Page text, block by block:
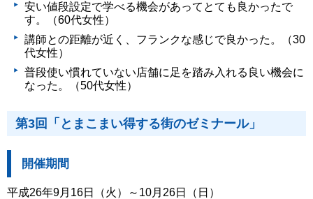
安い値段設定で学べる機会があってとても良かったで
す。（60代女性）
講師との距離が近く、フランクな感じで良かった。（30
代女性）
普段使い慣れていない店舗に足を踏み入れる良い機会に
なった。（50代女性）
第3回「とまこまい得する街のゼミナール」
開催期間
平成26年9月16日（火）～10月26日（日）